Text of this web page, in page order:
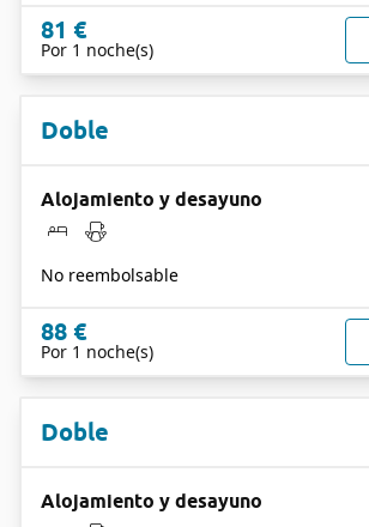
81 €
Por 1 noche(s)
Doble
Alojamiento y desayuno
No reembolsable
88 €
Por 1 noche(s)
Doble
Alojamiento y desayuno